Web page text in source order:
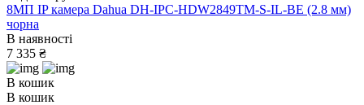
8МП IP камера Dahua DH-IPC-HDW2849TM-S-IL-BE (2.8 мм)
чорна
В наявності
7 335 ₴
В кошик
В кошик